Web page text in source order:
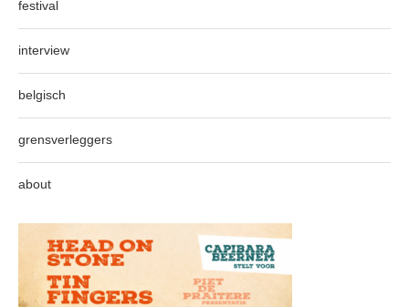
festival
interview
belgisch
grensverleggers
about